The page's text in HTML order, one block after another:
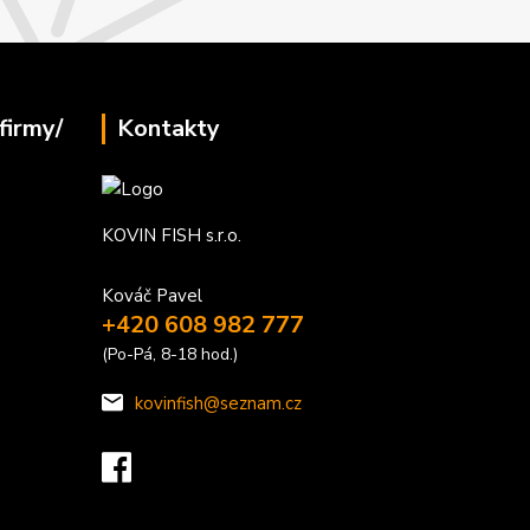
Kontakty
KOVIN FISH s.r.o.
Kováč Pavel
+420 608 982 777
(Po-Pá, 8-18 hod.)
kovinfish@seznam.cz